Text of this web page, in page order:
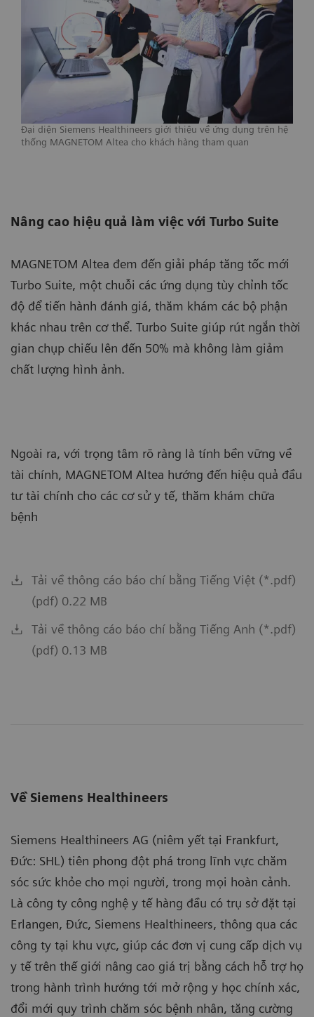
Đại diện Siemens Healthineers giới thiệu về ứng dụng trên hệ
thống MAGNETOM Altea cho khách hàng tham quan
Nâng cao hiệu quả làm việc với Turbo Suite
MAGNETOM Altea đem đến giải pháp tăng tốc mới
Turbo Suite, một chuỗi các ứng dụng tùy chỉnh tốc
độ để tiến hành đánh giá, thăm khám các bộ phận
khác nhau trên cơ thể. Turbo Suite giúp rút ngắn thời
gian chụp chiếu lên đến 50% mà không làm giảm
chất lượng hình ảnh.
Ngoài ra, với trọng tâm rõ ràng là tính bền vững về
tài chính, MAGNETOM Altea hướng đến hiệu quả đầu
tư tài chính cho các cơ sử y tế, thăm khám chữa
bệnh
Tải về thông cáo báo chí bằng Tiếng Việt (*.pdf)
(pdf) 0.22 MB
Tải về thông cáo báo chí bằng Tiếng Anh (*.pdf)
(pdf) 0.13 MB
Về Siemens Healthineers
Siemens Healthineers AG (niêm yết tại Frankfurt,
Đức: SHL) tiên phong đột phá trong lĩnh vực chăm
sóc sức khỏe cho mọi người, trong mọi hoàn cảnh.
Là công ty công nghệ y tế hàng đầu có trụ sở đặt tại
Erlangen, Đức, Siemens Healthineers, thông qua các
công ty tại khu vực, giúp các đơn vị cung cấp dịch vụ
y tế trên thế giới nâng cao giá trị bằng cách hỗ trợ họ
trong hành trình hướng tới mở rộng y học chính xác,
đổi mới quy trình chăm sóc bệnh nhân, tăng cường